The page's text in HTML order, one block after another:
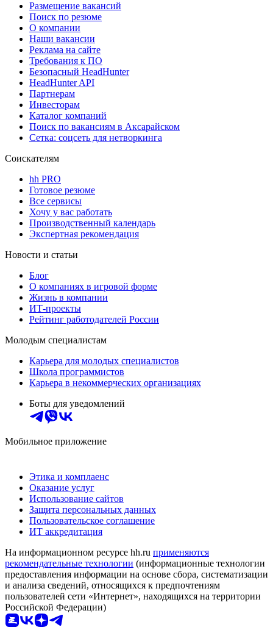
Размещение вакансий
Поиск по резюме
О компании
Наши вакансии
Реклама на сайте
Требования к ПО
Безопасный HeadHunter
HeadHunter API
Партнерам
Инвесторам
Каталог компаний
Поиск по вакансиям в Аксарайском
Сетка: соцсеть для нетворкинга
Соискателям
hh PRO
Готовое резюме
Все сервисы
Хочу у вас работать
Производственный календарь
Экспертная рекомендация
Новости и статьи
Блог
О компаниях в игровой форме
Жизнь в компании
ИТ-проекты
Рейтинг работодателей России
Молодым специалистам
Карьера для молодых специалистов
Школа программистов
Карьера в некоммерческих организациях
Боты для уведомлений
Мобильное приложение
Этика и комплаенс
Оказание услуг
Использование сайтов
Защита персональных данных
Пользовательское соглашение
ИТ аккредитация
На информационном ресурсе hh.ru применяются
рекомендательные технологии (информационные технологии
предоставления информации на основе сбора, систематизации
и анализа сведений, относящихся к предпочтениям
пользователей сети «Интернет», находящихся на территории
Российской Федерации)